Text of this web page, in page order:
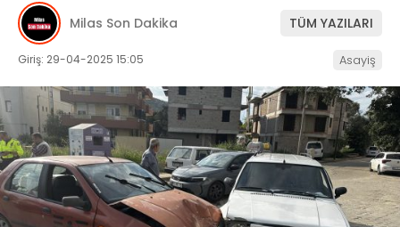
WhatsApp
İhbar Hattı
İLETIŞIM
KÜNYE
Milas Son Dakika TÜM YAZILARI
Giriş: 29-04-2025 15:05 Asayiş